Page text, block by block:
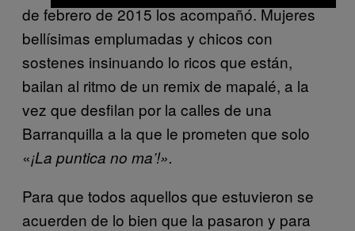
de febrero de 2015 los acompañó. Mujeres
bellísimas emplumadas y chicos con
sostenes insinuando lo ricos que están,
bailan al ritmo de un remix de mapalé, a la
vez que desfilan por la calles de una
Barranquilla a la que le prometen que solo
«¡La puntica no ma’!».
Para que todos aquellos que estuvieron se
acuerden de lo bien que la pasaron y para